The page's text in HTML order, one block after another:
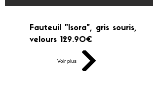
Fauteuil "Isora", gris souris,
velours 129.90€
Voir plus